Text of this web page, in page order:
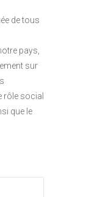
de tous
pays,
sur
rôle social
que le